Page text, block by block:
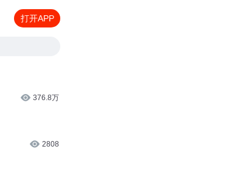
打开APP
376.8万
2808